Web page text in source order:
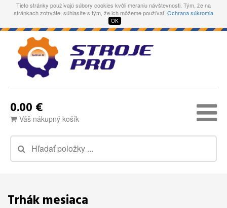
Tieto stránky používajú súbory cookies kvôli meraniu návštevnosti. Tým, že na
stránkach zotrváte, súhlasíte s tým, že ich môžeme používať. Ochrana súkromia
OK
0.00 €
Váš nákupný košík
Trhák mesiaca